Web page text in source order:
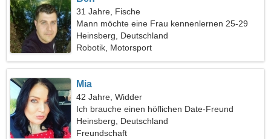
31 Jahre, Fische
Mann möchte eine Frau kennenlernen 25-29
Heinsberg, Deutschland
Robotik, Motorsport
Mia
42 Jahre, Widder
Ich brauche einen höflichen Date-Freund
Heinsberg, Deutschland
Freundschaft